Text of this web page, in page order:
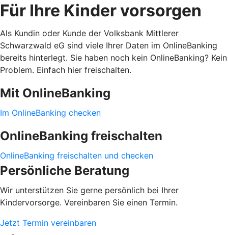
Für Ihre Kinder vorsorgen
Als Kundin oder Kunde der Volksbank Mittlerer
Schwarzwald eG sind viele Ihrer Daten im OnlineBanking
bereits hinterlegt. Sie haben noch kein OnlineBanking? Kein
Problem. Einfach hier freischalten.
Mit OnlineBanking
Im OnlineBanking checken
OnlineBanking freischalten
OnlineBanking freischalten und checken
Persönliche Beratung
Wir unterstützen Sie gerne persönlich bei Ihrer
Kindervorsorge. Vereinbaren Sie einen Termin.
Jetzt Termin vereinbaren